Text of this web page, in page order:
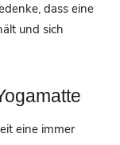
dass eine
und sich
eine immer